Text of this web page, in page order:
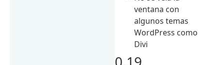
ventana con
algunos temas
WordPress como
Divi